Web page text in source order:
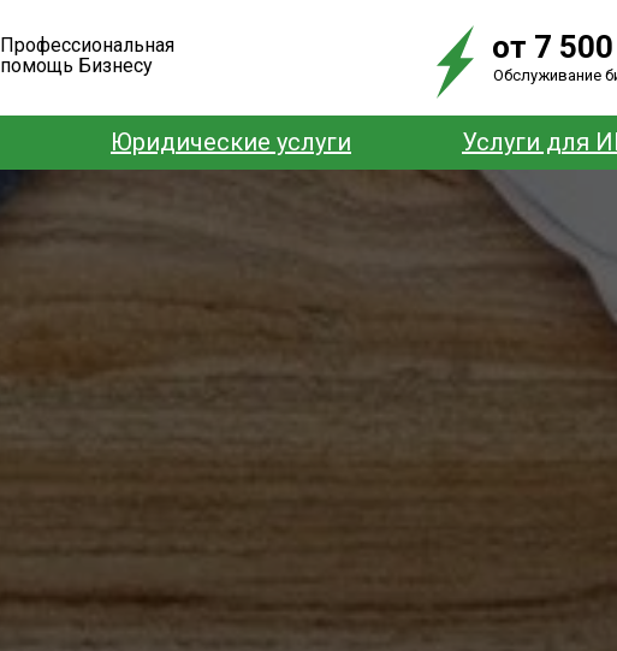
Профессиональная
помощь Бизнесу
от 7
Обслуживание
Юридические услуги Услуги для